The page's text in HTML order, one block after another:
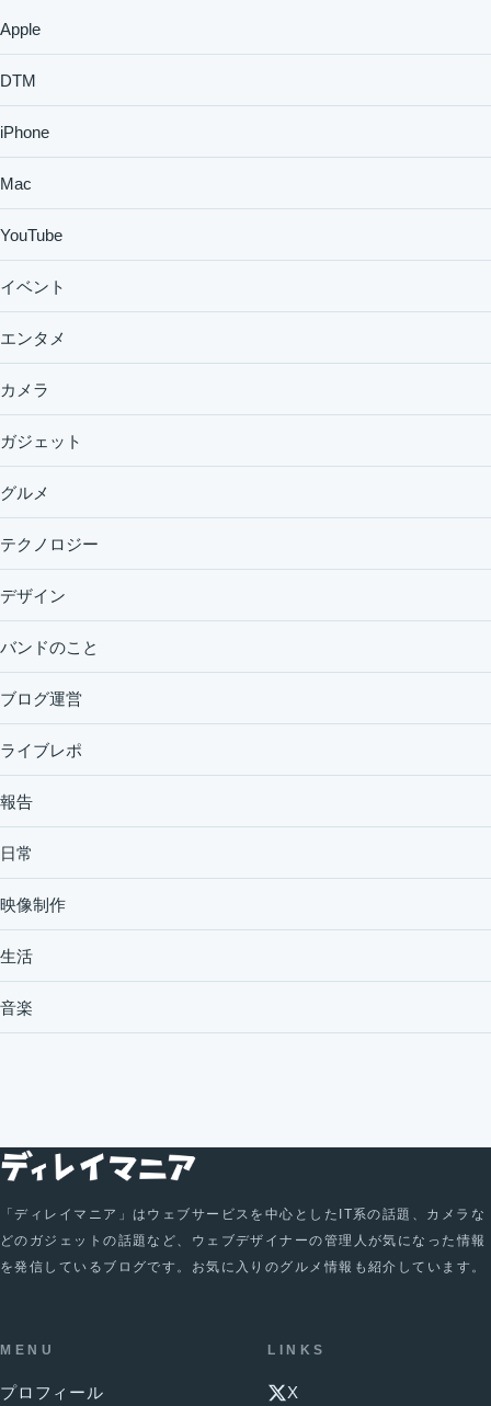
Apple
DTM
iPhone
Mac
YouTube
イベント
エンタメ
カメラ
ガジェット
グルメ
テクノロジー
デザイン
バンドのこと
ブログ運営
ライブレポ
報告
日常
映像制作
生活
音楽
「ディレイマニア」はウェブサービスを中心としたIT系の話題、カメラな
どのガジェットの話題など、ウェブデザイナーの管理人が気になった情報
を発信しているブログです。お気に入りのグルメ情報も紹介しています。
MENU
プロフィール
LINKS
X